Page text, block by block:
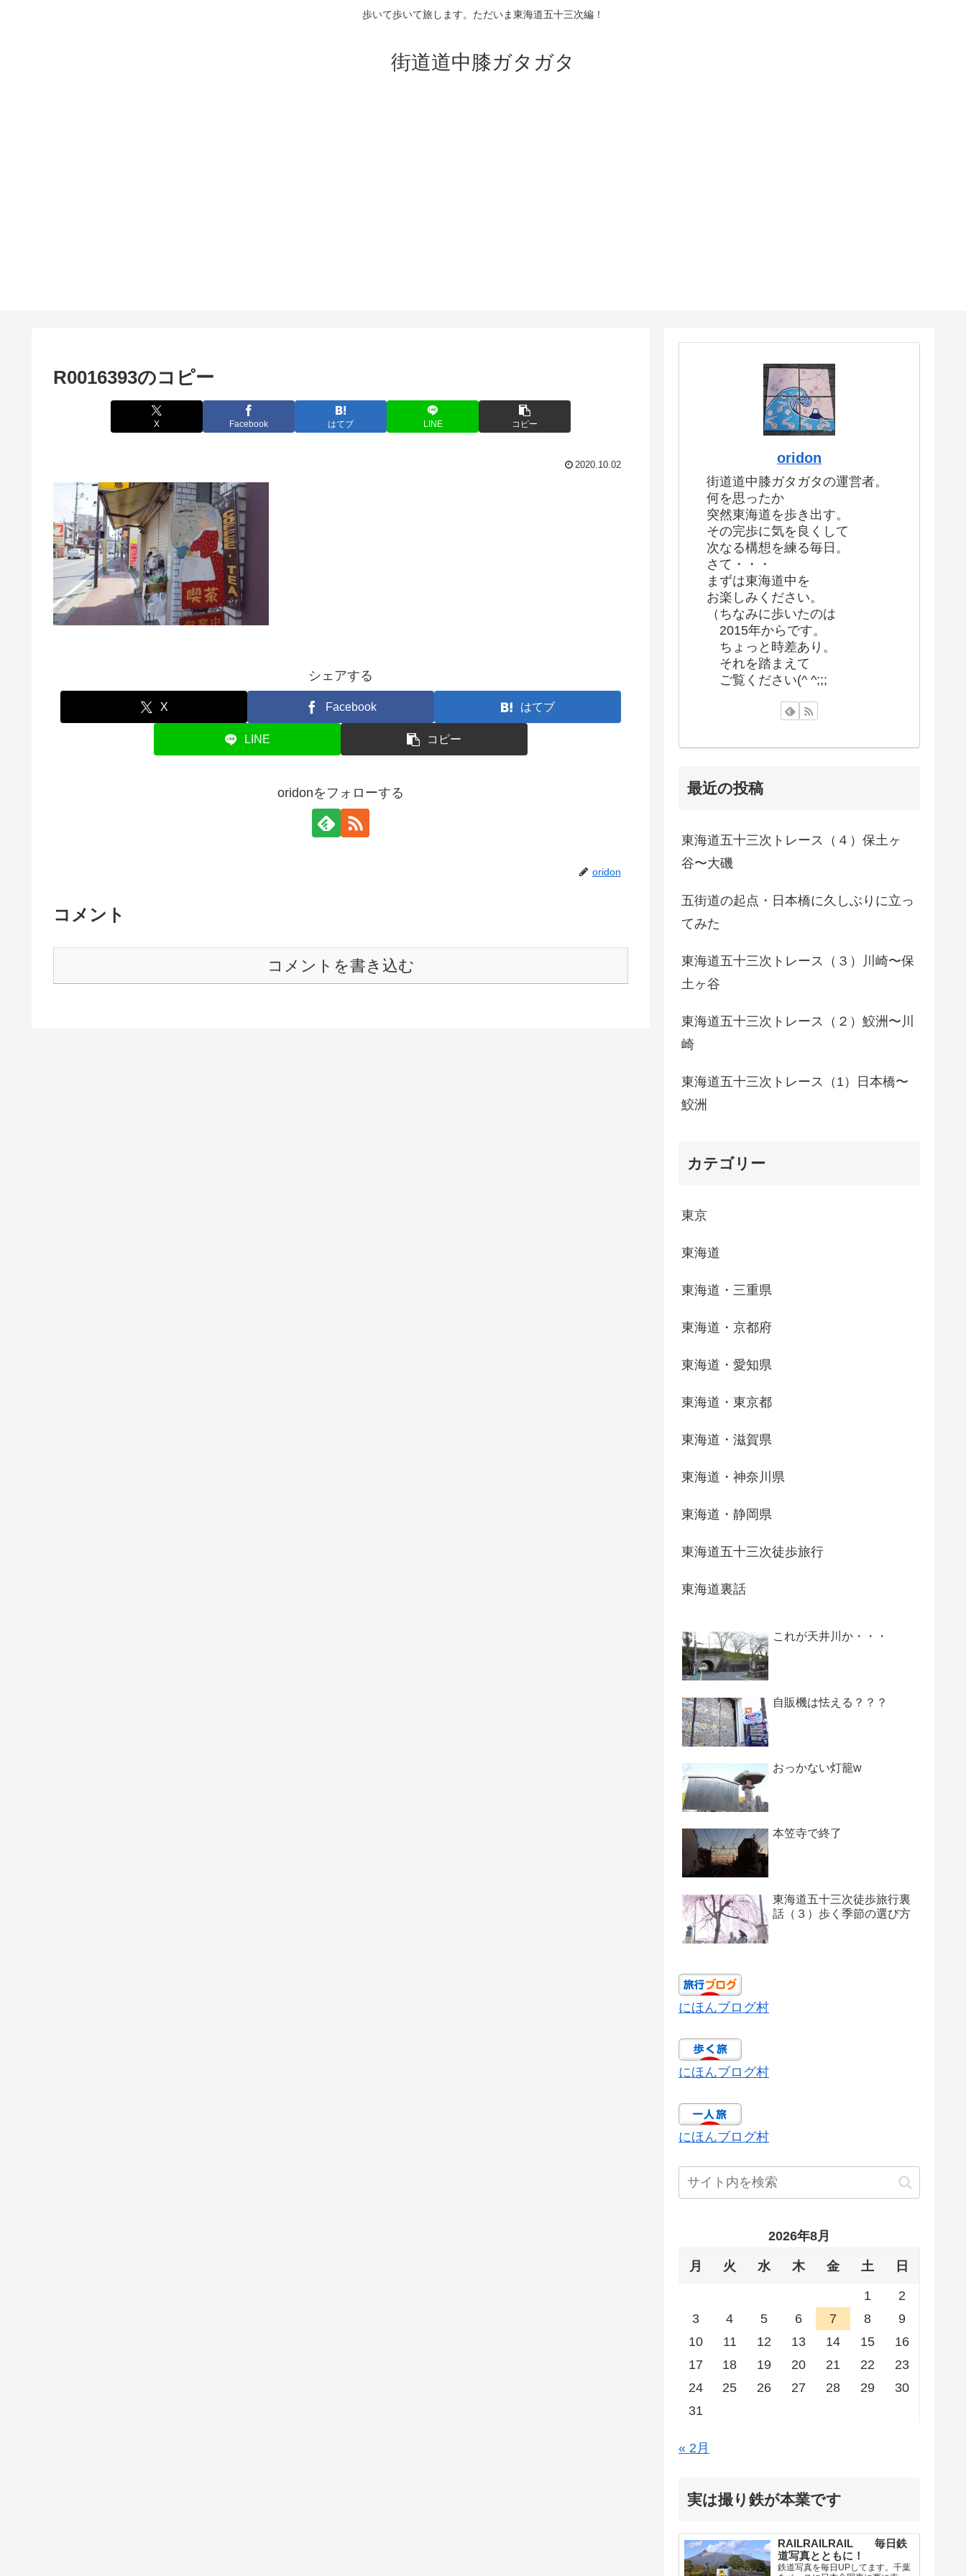
歩いて歩いて旅します。ただいま東海道五十三次編！
街道道中膝ガタガタ
R0016393のコピー
X Facebook はてブ LINE コピー
2020.10.02
シェアする
X Facebook はてブ
LINE コピー
oridonをフォローする
oridon
コメント
コメントを書き込む
oridon
街道道中膝ガタガタの運営者。
何を思ったか
突然東海道を歩き出す。
その完歩に気を良くして
次なる構想を練る毎日。
さて・・・
まずは東海道中を
お楽しみください。
（ちなみに歩いたのは
2015年からです。
ちょっと時差あり。
それを踏まえて
ご覧ください(^ ^;;;
最近の投稿
東海道五十三次トレース（４）保土ヶ
谷〜大磯
五街道の起点・日本橋に久しぶりに立っ
てみた
東海道五十三次トレース（３）川崎〜保
土ヶ谷
東海道五十三次トレース（２）鮫洲〜川
崎
東海道五十三次トレース（1）日本橋〜
鮫洲
カテゴリー
東京
東海道
東海道・三重県
東海道・京都府
東海道・愛知県
東海道・東京都
東海道・滋賀県
東海道・神奈川県
東海道・静岡県
東海道五十三次徒歩旅行
東海道裏話
これが天井川か・・・
自販機は怯える？？？
おっかない灯籠w
本笠寺で終了
東海道五十三次徒歩旅行裏
話（３）歩く季節の選び方
にほんブログ村
にほんブログ村
にほんブログ村
2026年8月
月 火 水 木 金 土 日
1
2
3
4 5 6 7 8
9
10
11 12 13 14 15
16
17
18 19 20 21 22
23
24
25 26 27 28 29
30
31
« 2月
実は撮り鉄が本業です
RAILRAILRAIL 毎日鉄
道写真とともに！
鉄道写真を毎日UPしてます。千葉